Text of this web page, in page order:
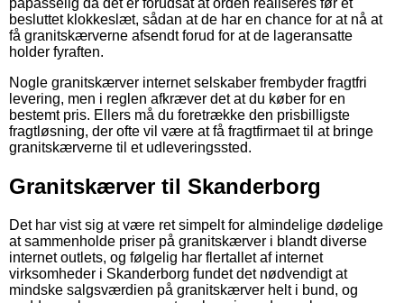
besluttet klokkeslæt, sådan at de har en chance for at nå at
få granitskærverne afsendt forud for at de lageransatte
holder fyraften.
Nogle granitskærver internet selskaber frembyder fragtfri
levering, men i reglen afkræver det at du køber for en
bestemt pris. Ellers må du foretrække den prisbilligste
fragtløsning, der ofte vil være at få fragtfirmaet til at bringe
granitskærverne til et udleveringssted.
Granitskærver til Skanderborg
Det har vist sig at være ret simpelt for almindelige dødelige
at sammenholde priser på granitskærver i blandt diverse
internet outlets, og følgelig har flertallet af internet
virksomheder i Skanderborg fundet det nødvendigt at
mindske salgsværdien på granitskærver helt i bund, og